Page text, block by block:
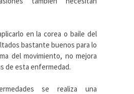
en la corea o baile del
bastante buenos para lo
del movimiento, no mejora
de esta enfermedad.
se realiza una